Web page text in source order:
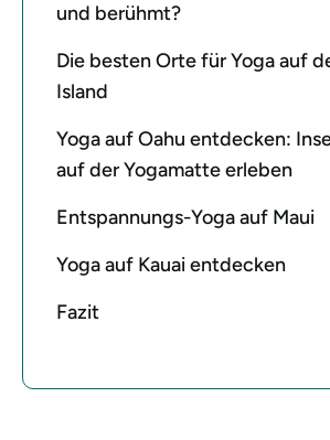
und berühmt?
Die besten Orte für Yoga auf
Island
Yoga auf Oahu entdecken:
auf der Yogamatte erleben
Entspannungs-Yoga auf Maui
Yoga auf Kauai entdecken
Fazit